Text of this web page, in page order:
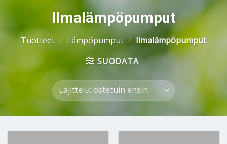
Ilmalämpöpumput
Tuotteet / Lämpöpumput / Ilmalämpöpumput
SUODATA